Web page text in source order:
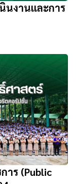
นงานและการ
าร (Public